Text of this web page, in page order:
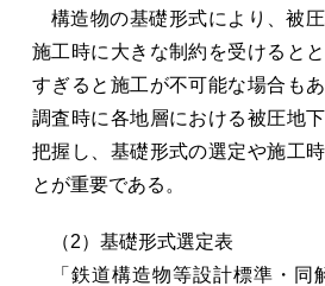
構造物の基礎形式により、被
施工時に大きな制約を受けると
すぎると施工が不可能な場合も
調査時に各地層における被圧地
把握し、基礎形式の選定や施工
とが重要である。
（2）基礎形式選定表
「鉄道構造物等設計標準・